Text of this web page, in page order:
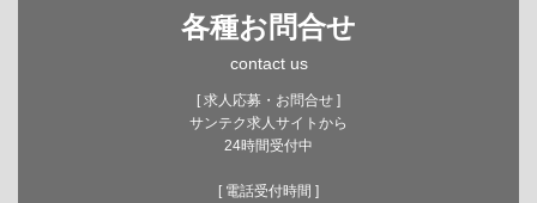
各種お問合せ
contact us
[ 求人応募・お問合せ ]
サンテク求人サイトから
24時間受付中
[ 電話受付時間 ]